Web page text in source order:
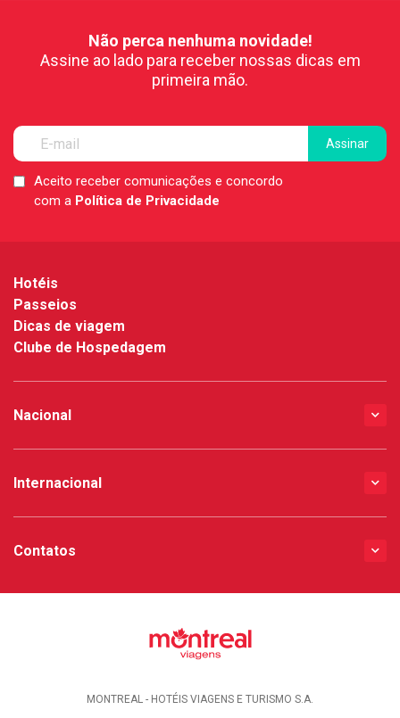
Não perca nenhuma novidade!
Assine ao lado para receber nossas dicas em
primeira mão.
LGPDAceito receber comunicações e concordo
com a Política de Privacidade
Hotéis
Passeios
Dicas de viagem
Clube de Hospedagem
Nacional
Internacional
Contatos
MONTREAL - HOTÉIS VIAGENS E TURISMO S.A.